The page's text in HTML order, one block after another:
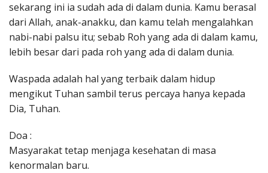
sekarang ini ia sudah ada di dalam dunia. Kamu berasal
dari Allah, anak-anakku, dan kamu telah mengalahkan
nabi-nabi palsu itu; sebab Roh yang ada di dalam kamu,
lebih besar dari pada roh yang ada di dalam dunia.
Waspada adalah hal yang terbaik dalam hidup
mengikut Tuhan sambil terus percaya hanya kepada
Dia, Tuhan.
Doa :
Masyarakat tetap menjaga kesehatan di masa
kenormalan baru.